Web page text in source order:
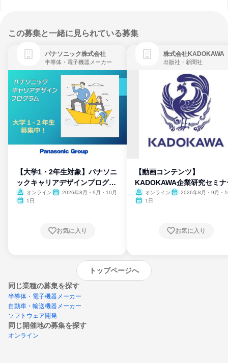
この募集と一緒に見られている募集
パナソニック株式会社
半導体・電子機器メーカー
【大学1・2年生対象】パナソニ
ックキャリアデザインプログラ
ム
オンライン
2026年8月・9月・10月
1日
お気に入り
株式会社KADOKAWA
出版社・新聞社
【動画コンテンツ】
KADOKAWA企業研究セミナ
オンライン
2026年8月・9月・
1日
お気に入り
トップページへ
同じ業種の募集を探す
半導体・電子機器メーカー
自動車・輸送機器メーカー
ソフトウェア開発
同じ開催地の募集を探す
オンライン